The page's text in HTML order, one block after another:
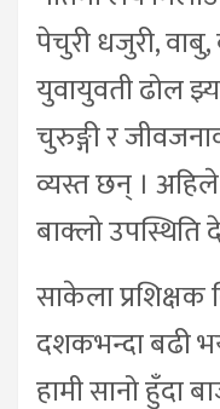
पेचुरी धजुरी,
युवायुवती ढोल
चुरुङ्गी र
व्यस्त छन् ।
बाक्लो उपस्थिति
साकेला
दशकभन्दा बढी
हामी सानो हुँदा